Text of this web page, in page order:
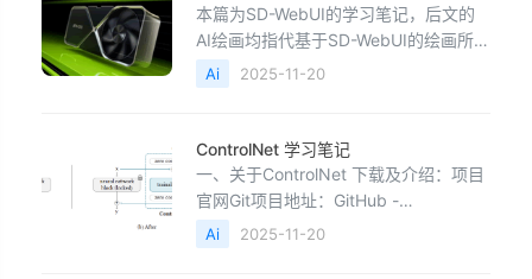
块。下面是在宝塔环境中逐步实现这一
功能的具体操作方法。第一步：编
本篇为SD-WebUI的学习笔记，后文的
AI绘画均指代基于SD-WebUI的绘画所
用到的软件来源于秋叶aaaki SD-webui
一键包。原版开源项目：GitHub -
webui: Stable Diffusion web UI毕竟是
学
Ai 2025-11-20
ControlNet 学习笔记
一、关于ControlNet 下载及介绍：项目
官网Git项目地址：GitHub -
lllyasviel/ControlNet: Let us control
diffusion models!Hgging face地址：
Ai 2025-11-20